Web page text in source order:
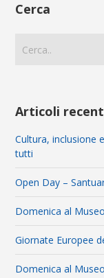
Cerca
Articoli
Cultura, inclusione
tutti
Open Day –
Domenica al
Giornate Europee
Domenica al